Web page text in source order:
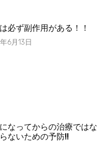
必ず副作用がある！！
6月13日
なってからの治療ではな
ないための予防!!